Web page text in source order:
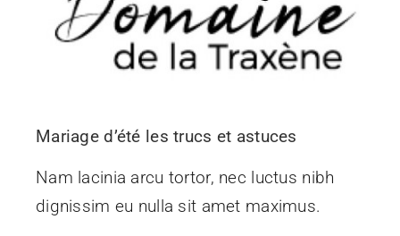
Mariage d’été les trucs et astuces
Nam lacinia arcu tortor, nec luctus nibh
dignissim eu nulla sit amet maximus.